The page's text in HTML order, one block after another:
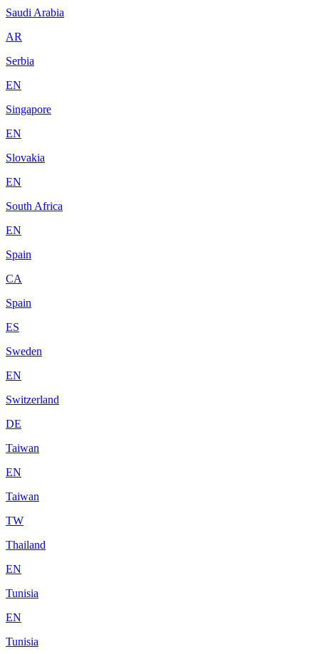
Saudi Arabia
AR
Serbia
EN
Singapore
EN
Slovakia
EN
South Africa
EN
Spain
CA
Spain
ES
Sweden
EN
Switzerland
DE
Taiwan
EN
Taiwan
TW
Thailand
EN
Tunisia
EN
Tunisia